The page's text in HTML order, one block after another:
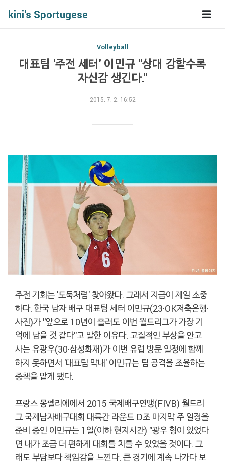
kini's Sportugese
Volleyball
대표팀 '주전 세터' 이민규 "상대 강할수록
자신감 생긴다."
2015. 7. 2. 16:52
주전 기회는 '도둑처럼' 찾아왔다. 그래서 지금이 제일 소중
하다. 한국 남자 배구 대표팀 세터 이민규(23·OK저축은행·
사진)가 "앞으로 10년이 흘러도 이번 월드리그가 가장 기
억에 남을 것 같다"고 말한 이유다. 고질적인 부상을 안고
사는 유광우(30·삼성화재)가 이번 유럽 방문 일정에 함께
하지 못하면서 '대표팀 막내' 이민규는 팀 공격을 조율하는
중책을 맡게 됐다.
프랑스 몽펠리에에서 2015 국제배구연맹(FIVB) 월드리
그 국제남자배구대회 대륙간 라운드 D조 마지막 주 일정을
준비 중인 이민규는 1일(이하 현지시간) "광우 형이 있었다
면 내가 조금 더 편하게 대회를 치를 수 있었을 것이다. 그
래도 부담보다 책임감을 느낀다. 큰 경기에 계속 나가다 보